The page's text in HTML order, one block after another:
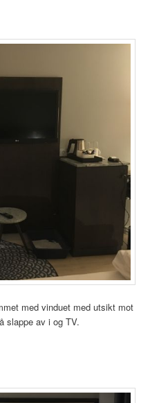
med vinduet med utsikt mot
slappe av i og TV.